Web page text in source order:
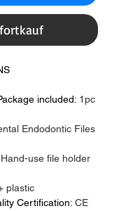
included: 1pc
Endodontic Files
Hand-use file holder
plastic
Certification: CE